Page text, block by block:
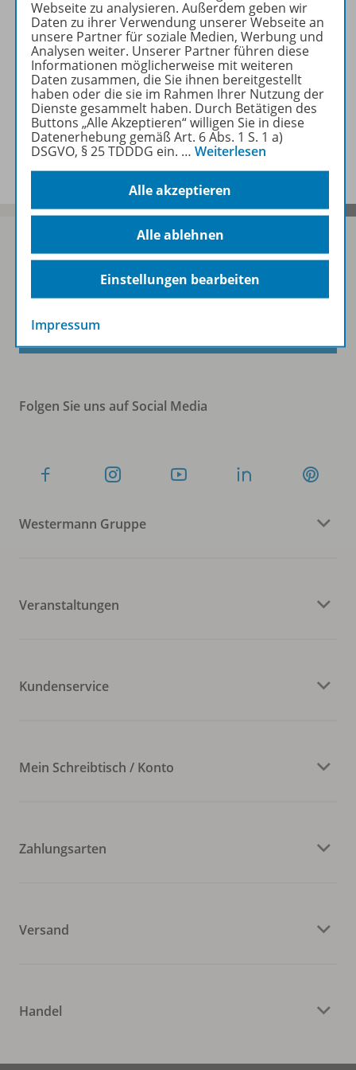
Erforderliche Kontrollgeräte
Zugehörige Produkte
Benachrichtigungs-Service
Sofort profitieren
Zum Newsletter anmelden
Folgen Sie uns auf Social Media
Westermann Gruppe
Veranstaltungen
Kundenservice
Mein Schreibtisch / Konto
Zahlungsarten
Versand
Handel
Webseite zu analysieren. Außerdem geben wir
Daten zu ihrer Verwendung unserer Webseite an
unsere Partner für soziale Medien, Werbung und
Analysen weiter. Unserer Partner führen diese
Informationen möglicherweise mit weiteren
Daten zusammen, die Sie ihnen bereitgestellt
haben oder die sie im Rahmen Ihrer Nutzung der
Dienste gesammelt haben. Durch Betätigen des
Buttons „Alle Akzeptieren“ willigen Sie in diese
Datenerhebung gemäß Art. 6 Abs. 1 S. 1 a)
DSGVO, § 25 TDDDG ein. … Weiterlesen
Alle akzeptieren
Alle ablehnen
Einstellungen bearbeiten
Impressum